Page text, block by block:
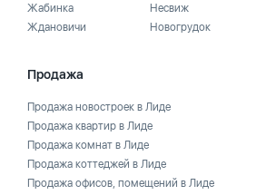
Жабинка
Ждановичи
Несвиж
Новогрудок
Продажа
Продажа новостроек в Лиде
Продажа квартир в Лиде
Продажа комнат в Лиде
Продажа коттеджей в Лиде
Продажа офисов, помещений в Лиде